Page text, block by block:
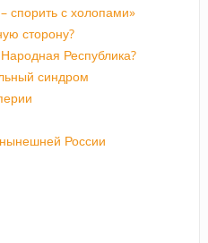
спорить с холопами»
сторону?
Республика?
синдром
России